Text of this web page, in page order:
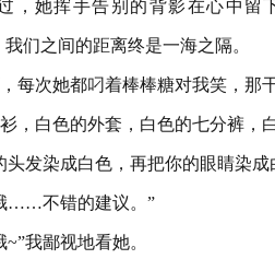
，她挥手告别的背影在心中
我们之间的距离终是一海之隔。
每次她都叼着棒棒糖对我笑，那
，白色的外套，白色的七分裤
头发染成白色，再把你的眼睛染成
……不错的建议。”
我鄙视地看她。